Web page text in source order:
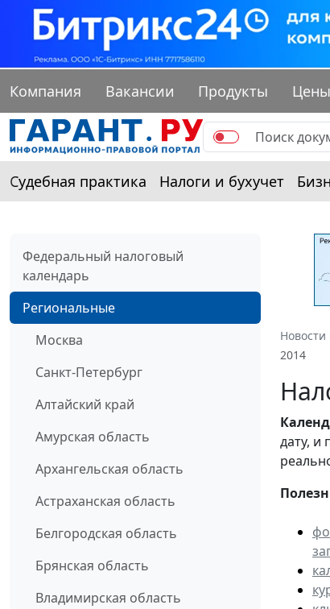
Компания Вакансии Продукты Цены
Судебная практика Налоги и бухучет
Федеральный налоговый
календарь
Региональные
Москва
Санкт-Петербург
Алтайский край
Амурская область
Архангельская область
Астраханская область
Белгородская область
Брянская область
Владимирская область
Новости
2014
дату, и